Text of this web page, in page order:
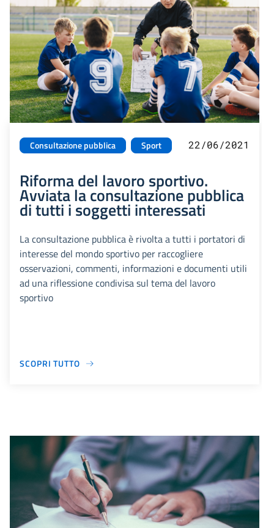
Consultazione pubblica Sport 22/06/2021
Riforma del lavoro sportivo.
Avviata la consultazione pubblica
di tutti i soggetti interessati
La consultazione pubblica è rivolta a tutti i portatori di
interesse del mondo sportivo per raccogliere
osservazioni, commenti, informazioni e documenti utili
ad una riflessione condivisa sul tema del lavoro
sportivo
SCOPRI TUTTO